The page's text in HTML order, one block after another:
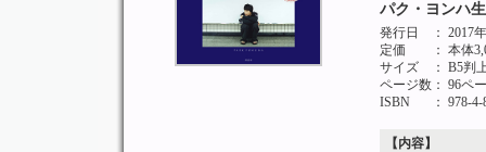
パク・ヨンハ
発行日
： 2017
定価
： 本体
サイズ
： B5判
ページ数： 96ペ
ISBN
： 978-
【内容】